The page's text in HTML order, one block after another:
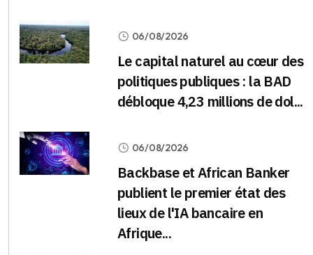
06/08/2026
Le capital naturel au cœur des
politiques publiques : la BAD
débloque 4,23 millions de dol...
06/08/2026
Backbase et African Banker
publient le premier état des
lieux de l'IA bancaire en
Afrique...